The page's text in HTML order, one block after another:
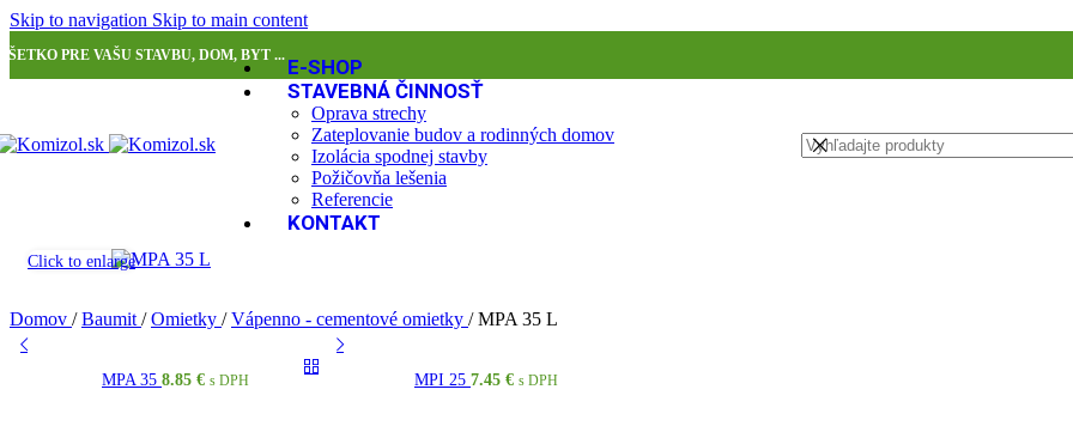
Skip to navigation Skip to main content
PRE VAŠU STAVBU, DOM, BYT ... E-SHOP
STAVEBNÁ ČINNOSŤ
Oprava strechy
Zateplovanie budov a rodinných domov
Izolácia spodnej stavby
Požičovňa lešenia
Referencie
KONTAKT
Click to enlarge
Domov / Baumit / Omietky / Vápenno - cementové omietky / MPA 35 L
MPA 35 8.85 € s DPH MPI 25 7.45 € s DPH